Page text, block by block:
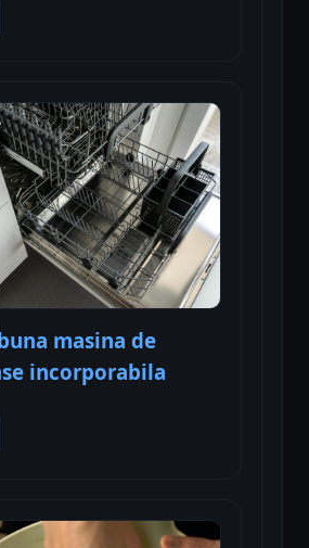
masina de
incorporabila